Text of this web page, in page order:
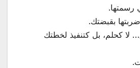
رسمتها.
بقبضتك.
كحلم، بل كتنفيذ لخطتك